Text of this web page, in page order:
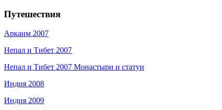
Путешествия
Аркаим 2007
Непал и Тибет 2007
Непал и Тибет 2007 Монастыри и статуи
Индия 2008
Индия 2009